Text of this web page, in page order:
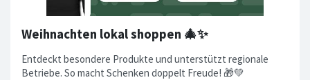
Weihnachten lokal shoppen 🎄✨
Entdeckt besondere Produkte und unterstützt regionale
Betriebe. So macht Schenken doppelt Freude! 🎁💚